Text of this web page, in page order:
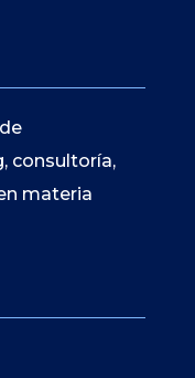
consultoría,
materia